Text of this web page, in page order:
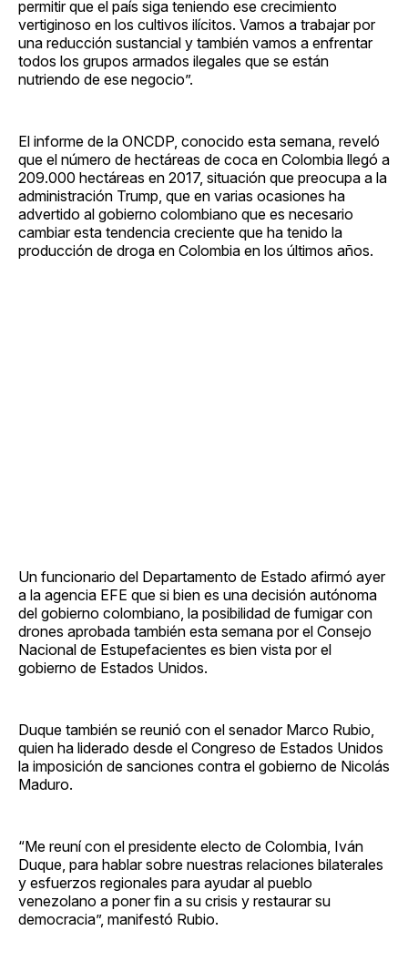
permitir que el país siga teniendo ese crecimiento
vertiginoso en los cultivos ilícitos. Vamos a trabajar por
una reducción sustancial y también vamos a enfrentar
todos los grupos armados ilegales que se están
nutriendo de ese negocio”.
El informe de la ONCDP, conocido esta semana, reveló
que el número de hectáreas de coca en Colombia llegó a
209.000 hectáreas en 2017, situación que preocupa a la
administración Trump, que en varias ocasiones ha
advertido al gobierno colombiano que es necesario
cambiar esta tendencia creciente que ha tenido la
producción de droga en Colombia en los últimos años.
Un funcionario del Departamento de Estado afirmó ayer
a la agencia EFE que si bien es una decisión autónoma
del gobierno colombiano, la posibilidad de fumigar con
drones aprobada también esta semana por el Consejo
Nacional de Estupefacientes es bien vista por el
gobierno de Estados Unidos.
Duque también se reunió con el senador Marco Rubio,
quien ha liderado desde el Congreso de Estados Unidos
la imposición de sanciones contra el gobierno de Nicolás
Maduro.
“Me reuní con el presidente electo de Colombia, Iván
Duque, para hablar sobre nuestras relaciones bilaterales
y esfuerzos regionales para ayudar al pueblo
venezolano a poner fin a su crisis y restaurar su
democracia”, manifestó Rubio.